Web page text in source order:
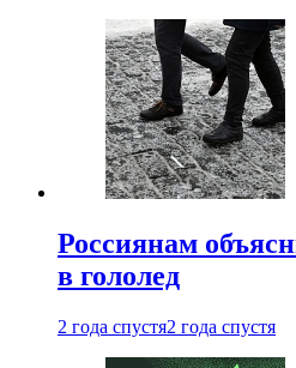
Россиянам
в гололед
2 года спустя2 года спустя